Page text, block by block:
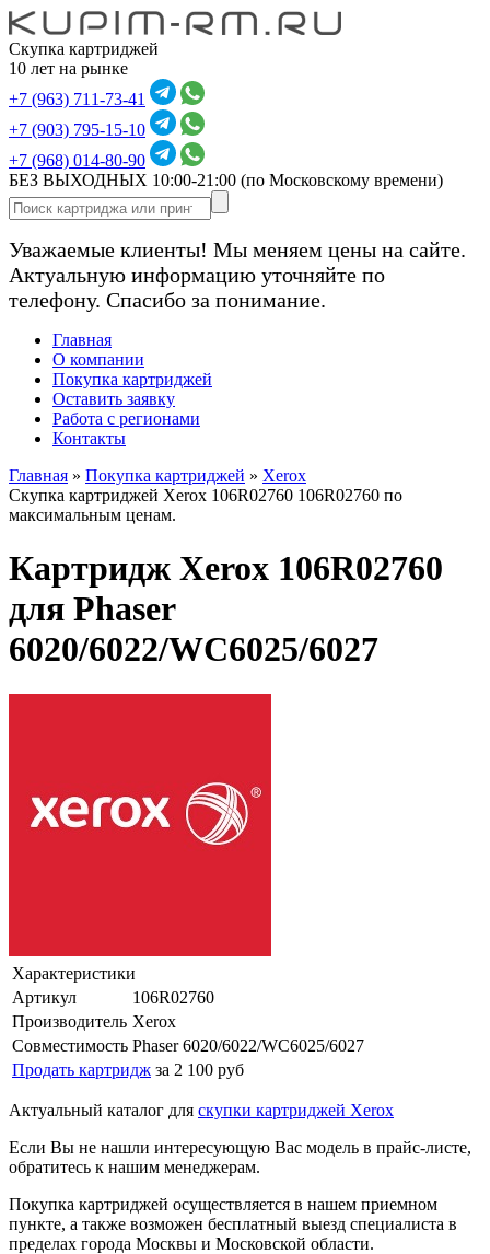
Скупка картриджей
10 лет на рынке
+7 (963) 711-73-41
+7 (903) 795-15-10
+7 (968) 014-80-90
БЕЗ ВЫХОДНЫХ 10:00-21:00 (по Московскому времени)
Уважаемые клиенты! Мы меняем цены на сайте.
Актуальную информацию уточняйте по
телефону. Спасибо за понимание.
Главная
О компании
Покупка картриджей
Оставить заявку
Работа с регионами
Контакты
Главная » Покупка картриджей » Xerox
Скупка картриджей Xerox 106R02760 106R02760 по
максимальным ценам.
Картридж Xerox 106R02760
для Phaser
6020/6022/WC6025/6027
Характеристики
Артикул
106R02760
Производитель Xerox
Совместимость Phaser 6020/6022/WC6025/6027
Продать картридж за 2 100 руб
Актуальный каталог для скупки картриджей Xerox
Если Вы не нашли интересующую Вас модель в прайс-листе,
обратитесь к нашим менеджерам.
Покупка картриджей осуществляется в нашем приемном
пункте, а также возможен бесплатный выезд специалиста в
пределах города Москвы и Московской области.